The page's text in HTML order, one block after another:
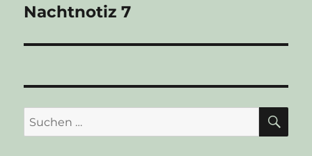
Nächster
Nachtnotiz 7
Suchen
nach: